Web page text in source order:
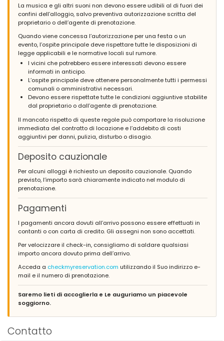
La musica e gli altri suoni non devono essere udibili al di fuori dei
confini dell’alloggio, salvo preventiva autorizzazione scritta del
proprietario o dell’agente di prenotazione.
Quando viene concessa l’autorizzazione per una festa o un
evento, l’ospite principale deve rispettare tutte le disposizioni di
legge applicabili e le normative locali sul rumore.
I vicini che potrebbero essere interessati devono essere
informati in anticipo.
L’ospite principale deve ottenere personalmente tutti i permessi
comunali o amministrativi necessari.
Devono essere rispettate tutte le condizioni aggiuntive stabilite
dal proprietario o dall’agente di prenotazione.
Il mancato rispetto di queste regole può comportare la risoluzione
immediata del contratto di locazione e l’addebito di costi
aggiuntivi per danni, pulizia, disturbo o disagio.
Deposito cauzionale
Per alcuni alloggi è richiesto un deposito cauzionale. Quando
previsto, l’importo sarà chiaramente indicato nel modulo di
prenotazione.
Pagamenti
I pagamenti ancora dovuti all’arrivo possono essere effettuati in
contanti o con carta di credito. Gli assegni non sono accettati.
Per velocizzare il check-in, consigliamo di saldare qualsiasi
importo ancora dovuto prima dell’arrivo.
Acceda a checkmyreservation.com utilizzando il Suo indirizzo e-
mail e il numero di prenotazione.
Saremo lieti di accoglierla e Le auguriamo un piacevole
soggiorno.
Contatto